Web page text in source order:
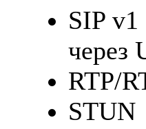
SIP
через
RTP/
STUN